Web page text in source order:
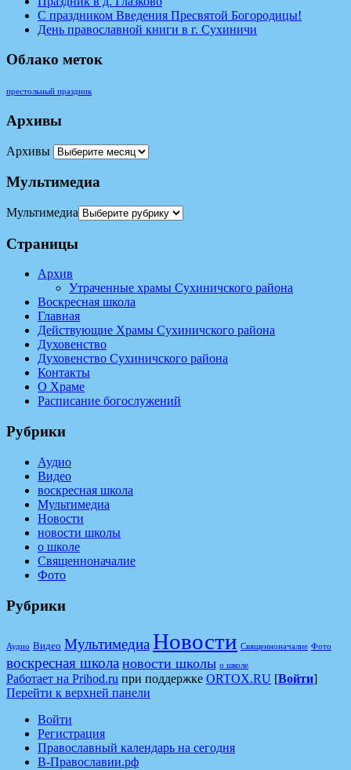
С праздником Введения Пресвятой Богородицы!
День православной книги в г. Сухиничи
Облако меток
престольный праздник
Архивы
Архивы
Мультимедиа
Мультимедиа
Страницы
Архив
Утраченные храмы Сухиничского района
Воскресная школа
Главная
Действующие Храмы Сухиничского района
Духовенство
Духовенство Сухиничского района
Контакты
О Храме
Расписание богослужений
Рубрики
Аудио
Видео
воскресная школа
Мультимедиа
Новости
новости школы
о школе
Священноначалие
Фото
Рубрики
Аудио Видео МультимедиаНовости Священноначалие Фото
воскресная школа новости школы о школе
Работает на Prihod.ru при поддержке ORTOX.RU [Войти]
Перейти к верхней панели
Войти
Регистрация
Православный календарь на сегодня
В-Православии.рф